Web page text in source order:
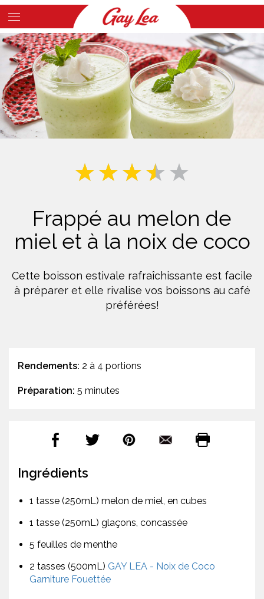
Skip
to
main
content
Main
Content
Frappé au melon de
miel et à la noix de coco
Cette boisson estivale rafraîchissante est facile
à préparer et elle rivalise vos boissons au café
préférées!
Rendements: 2 à 4 portions
Préparation: 5 minutes
Ingrédients
1 tasse (250mL) melon de miel, en cubes
1 tasse (250mL) glaçons, concassée
5 feuilles de menthe
2 tasses (500mL) GAY LEA - Noix de Coco
Garniture Fouettée